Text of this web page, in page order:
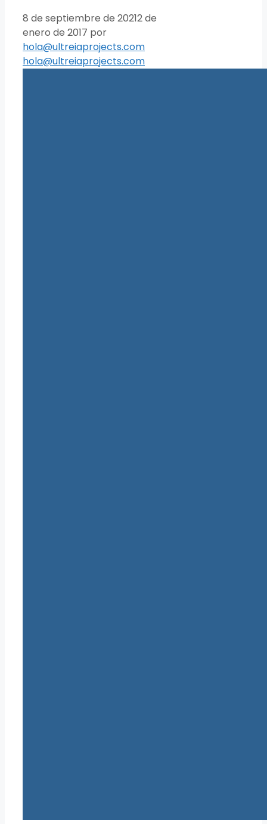
8 de septiembre de 20212 de
enero de 2017 por
hola@ultreiaprojects.com
hola@ultreiaprojects.com